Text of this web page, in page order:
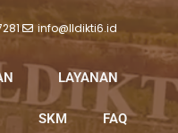
info@lldikti6.id
LAYANAN
SKM FAQ